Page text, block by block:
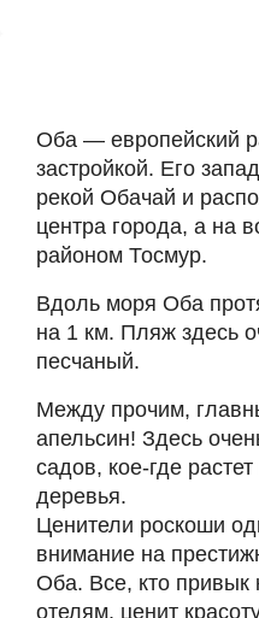
Оба — европейский
застройкой. Его
рекой Обачай и
центра города, а на
районом Тосмур.
Вдоль моря Оба
на 1 км. Пляж здесь
песчаный.
Между прочим,
апельсин! Здесь
садов, кое-где
деревья.
Ценители роскоши
внимание на
Оба. Все, кто привык
отелям, ценит